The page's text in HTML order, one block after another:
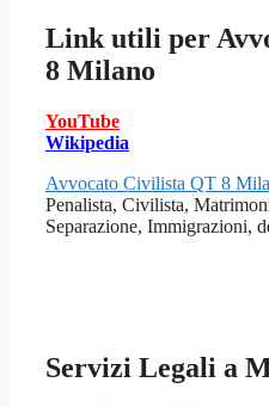
Link utili per
8 Milano
YouTube
Wikipedia
Avvocato Civilista QT 8
Penalista, Civilista,
Separazione, Immigrazioni,
Servizi Legali a